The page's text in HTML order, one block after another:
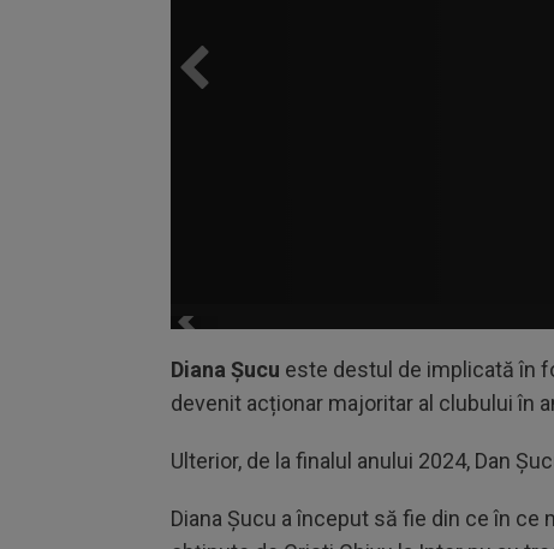
Diana Șucu este destul de implicată în
devenit acționar majoritar al clubului în
Ulterior, de la finalul anului 2024, Dan
Diana Șucu a început să fie din ce în